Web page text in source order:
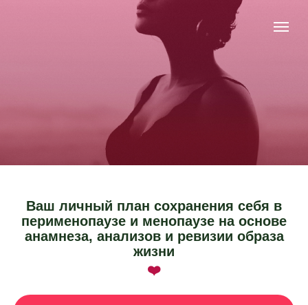
Ваш личный план сохранения себя в
перименопаузе и менопаузе на основе
анамнеза, анализов и ревизии образа
жизни
❤️